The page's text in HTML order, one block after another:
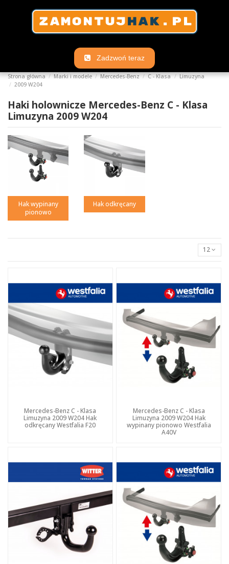
Zadzwoń teraz
Strona główna Marki i modele Mercedes-Benz C - Klasa
Limuzyna
2009 W204
Haki holownicze Mercedes-Benz C - Klasa
Limuzyna 2009 W204
Hak wypinany
pionowo
Hak odkręcany
12
Mercedes-Benz C - Klasa
Limuzyna 2009 W204 Hak
odkręcany Westfalia F20
Mercedes-Benz C - Klasa
Limuzyna 2009 W204 Hak
wypinany pionowo Westfalia
A40V